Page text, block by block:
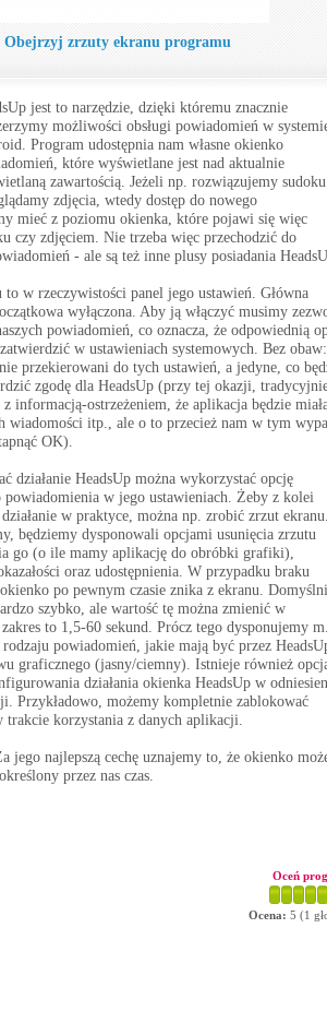
Obejrzyj zrzuty ekranu programu
jest to narzędzie, dzięki któremu znacznie
możliwości obsługi powiadomień w
Program udostępnia nam własne okienko
które wyświetlane jest nad aktualnie
zawartością. Jeżeli np. rozwiązujemy
zdjęcia, wtedy dostęp do nowego
mieć z poziomu okienka, które pojawi się więc
czy zdjęciem. Nie trzeba więc przechodzić do
- ale są też inne plusy posiadania
w rzeczywistości panel jego ustawień. Główna
wyłączona. Aby ją włączyć musimy
powiadomień, co oznacza, że odpowiednią
w ustawieniach systemowych. Bez obaw:
przekierowani do tych ustawień, a jedyne, co
zgodę dla HeadsUp (przy tej okazji,
informacją-ostrzeżeniem, że aplikacja będzie
wiadomości itp., ale o to przecież nam w tym
OK).
działanie HeadsUp można wykorzystać opcję
powiadomienia w jego ustawieniach. Żeby z kolei
w praktyce, można np. zrobić zrzut
będziemy dysponowali opcjami usunięcia zrzutu
go (o ile mamy aplikację do obróbki grafiki),
oraz udostępnienia. W przypadku braku
po pewnym czasie znika z ekranu.
szybko, ale wartość tę można zmienić w
to 1,5-60 sekund. Prócz tego dysponujemy
powiadomień, jakie mają być przez
graficznego (jasny/ciemny). Istnieje również
działania okienka HeadsUp w
Przykładowo, możemy kompletnie zablokować
trakcie korzystania z danych aplikacji.
jego najlepszą cechę uznajemy to, że okienko
przez nas czas.
Oceń
Ocena: 5 (1